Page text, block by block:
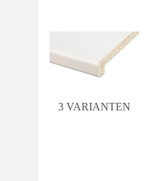
3 VARIANTEN